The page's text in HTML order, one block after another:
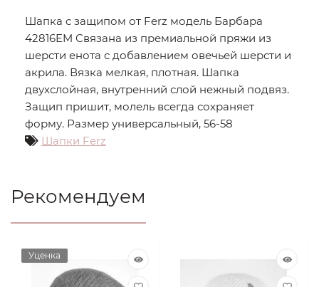
Шапка с защипом от Ferz модель Барбара
42816EM Связана из премиальной пряжи из
шерсти енота с добавлением овечьей шерсти и
акрила. Вязка мелкая, плотная. Шапка
двухслойная, внутренний слой нежный подвяз.
Защип пришит, молель всегда сохраняет
форму. Размер универсальный, 56-58
Шапки Ferz
Рекомендуем
Уценка